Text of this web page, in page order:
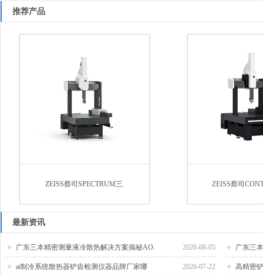
推荐产品
ZEISS蔡司SPECTRUM三. ZEISS蔡司
最新资讯
2026-08-05
广东三本精密测量液冷散热解决方案揭秘AO. 广东三
2026-07-22
ai制冷系统散热器铲齿检测仪器品牌厂家哪 高精密